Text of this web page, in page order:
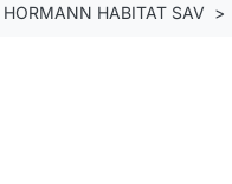
HORMANN HABITAT SAV